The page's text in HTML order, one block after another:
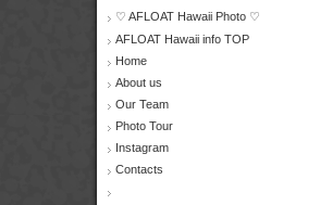
♡ AFLOAT Hawaii Photo ♡
AFLOAT Hawaii info TOP
Home
About us
Our Team
Photo Tour
Instagram
Contacts